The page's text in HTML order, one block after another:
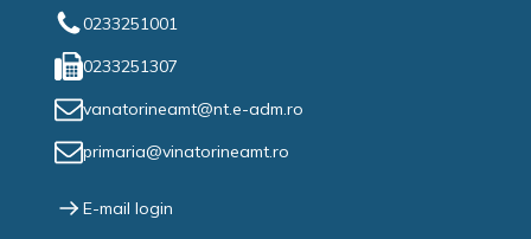
0233251001
0233251307
vanatorineamt@nt.e-adm.ro
primaria@vinatorineamt.ro
E-mail login